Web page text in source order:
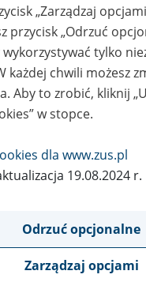
ePUAP
do godz. 05:00
w dostępie do
oraz części e-usług.
„Zarządzaj
przycisk „Odrzuć
tylko
każdej chwili możesz
Aby to zrobić, kliknij
w stopce.
dla www.zus.pl
19.08.2024 r.
Odrzuć opcjonalne
Zarządzaj opcjami